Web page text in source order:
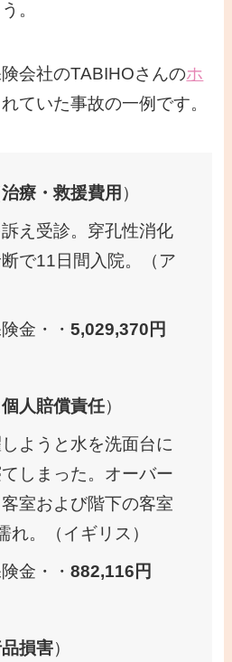
。
会社のTABIHOさんのホ
ていた事故の一例です。
療・救援費用 ）
え受診。穿孔性消化
で11日間入院。（ア
金・・ 5,029,370円
個人賠償責任）
ようと水を洗面台に
しまった。オーバー
室および階下の客室
れ。（イギリス）
金・・ 882,116 円
損害）